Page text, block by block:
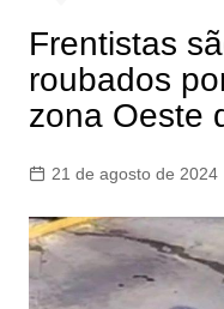
Frentistas
roubados
zona Oeste
21 de agosto de 2024